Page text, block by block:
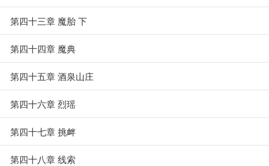
第四十三章 魔胎 下
第四十四章 魔典
第四十五章 酒泉山庄
第四十六章 烈瑶
第四十七章 挑衅
第四十八章 线索